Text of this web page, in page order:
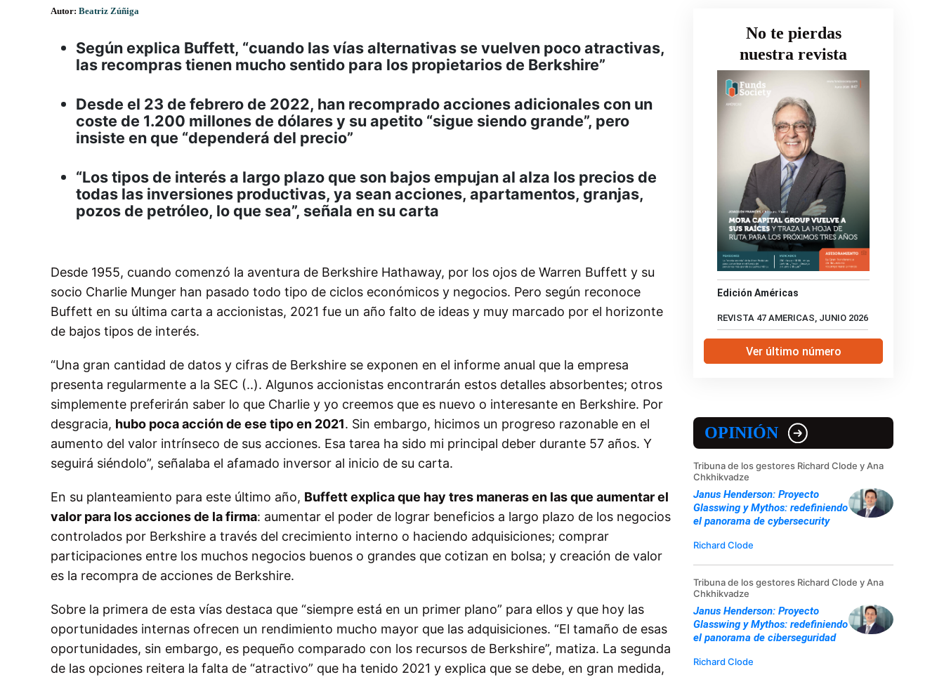
Autor: Beatriz Zúñiga
Según explica Buffett, “cuando las vías alternativas se vuelven poco atractivas,
las recompras tienen mucho sentido para los propietarios de Berkshire”
Desde el 23 de febrero de 2022, han recomprado acciones adicionales con un
coste de 1.200 millones de dólares y su apetito “sigue siendo grande”, pero
insiste en que “dependerá del precio”
“Los tipos de interés a largo plazo que son bajos empujan al alza los precios de
todas las inversiones productivas, ya sean acciones, apartamentos, granjas,
pozos de petróleo, lo que sea”, señala en su carta
Desde 1955, cuando comenzó la aventura de Berkshire Hathaway, por los ojos de Warren Buffett y su
socio Charlie Munger han pasado todo tipo de ciclos económicos y negocios. Pero según reconoce
Buffett en su última carta a accionistas, 2021 fue un año falto de ideas y muy marcado por el horizonte
de bajos tipos de interés.
“Una gran cantidad de datos y cifras de Berkshire se exponen en el informe anual que la empresa
presenta regularmente a la SEC (..). Algunos accionistas encontrarán estos detalles absorbentes; otros
simplemente preferirán saber lo que Charlie y yo creemos que es nuevo o interesante en Berkshire. Por
desgracia, hubo poca acción de ese tipo en 2021. Sin embargo, hicimos un progreso razonable en el
aumento del valor intrínseco de sus acciones. Esa tarea ha sido mi principal deber durante 57 años. Y
seguirá siéndolo”, señalaba el afamado inversor al inicio de su carta.
En su planteamiento para este último año, Buffett explica que hay tres maneras en las que aumentar el
valor para los acciones de la firma: aumentar el poder de lograr beneficios a largo plazo de los negocios
controlados por Berkshire a través del crecimiento interno o haciendo adquisiciones; comprar
participaciones entre los muchos negocios buenos o grandes que cotizan en bolsa; y creación de valor
es la recompra de acciones de Berkshire.
Sobre la primera de esta vías destaca que “siempre está en un primer plano” para ellos y que hoy las
oportunidades internas ofrecen un rendimiento mucho mayor que las adquisiciones. “El tamaño de esas
oportunidades, sin embargo, es pequeño comparado con los recursos de Berkshire”, matiza. La segunda
de las opciones reitera la falta de “atractivo” que ha tenido 2021 y explica que se debe, en gran medida,
No te pierdas
nuestra revista
Edición Américas
REVISTA 47 AMERICAS, JUNIO 2026
Ver último número
OPINIÓN
Tribuna de los gestores Richard Clode y Ana
Chkhikvadze
Janus Henderson: Proyecto
Glasswing y Mythos: redefiniendo
el panorama de cybersecurity
Richard Clode
Tribuna de los gestores Richard Clode y Ana
Chkhikvadze
Janus Henderson: Proyecto
Glasswing y Mythos: redefiniendo
el panorama de ciberseguridad
Richard Clode